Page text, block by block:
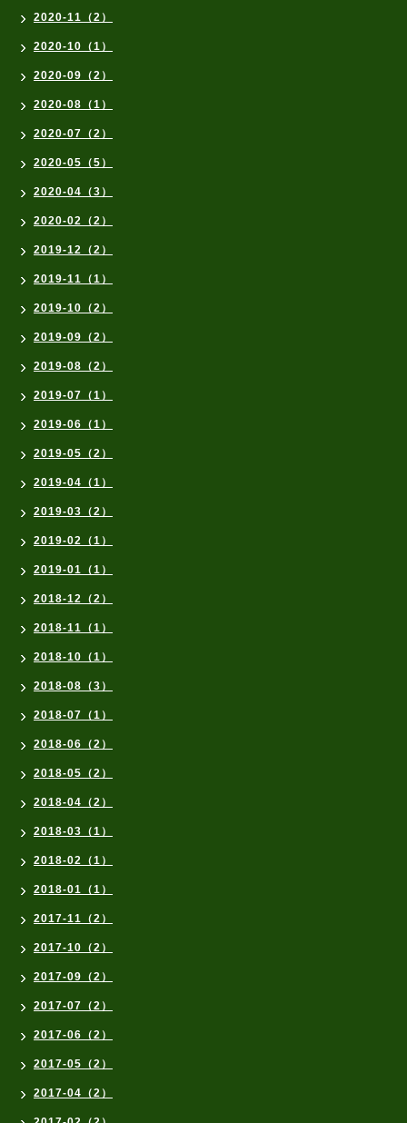
2020-11（2）
2020-10（1）
2020-09（2）
2020-08（1）
2020-07（2）
2020-05（5）
2020-04（3）
2020-02（2）
2019-12（2）
2019-11（1）
2019-10（2）
2019-09（2）
2019-08（2）
2019-07（1）
2019-06（1）
2019-05（2）
2019-04（1）
2019-03（2）
2019-02（1）
2019-01（1）
2018-12（2）
2018-11（1）
2018-10（1）
2018-08（3）
2018-07（1）
2018-06（2）
2018-05（2）
2018-04（2）
2018-03（1）
2018-02（1）
2018-01（1）
2017-11（2）
2017-10（2）
2017-09（2）
2017-07（2）
2017-06（2）
2017-05（2）
2017-04（2）